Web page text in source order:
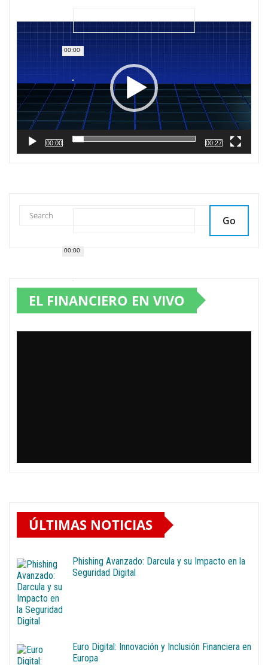
00:00
de
00:00
00:00
00:27
Go
EL FINANCIERO EN VIVO
ÚLTIMAS NOTICIAS
Phishing Avanzado: Darcula y su Impacto en la
Seguridad Digital
Euro Digital: Innovación y Inclusión Financiera en
Europa